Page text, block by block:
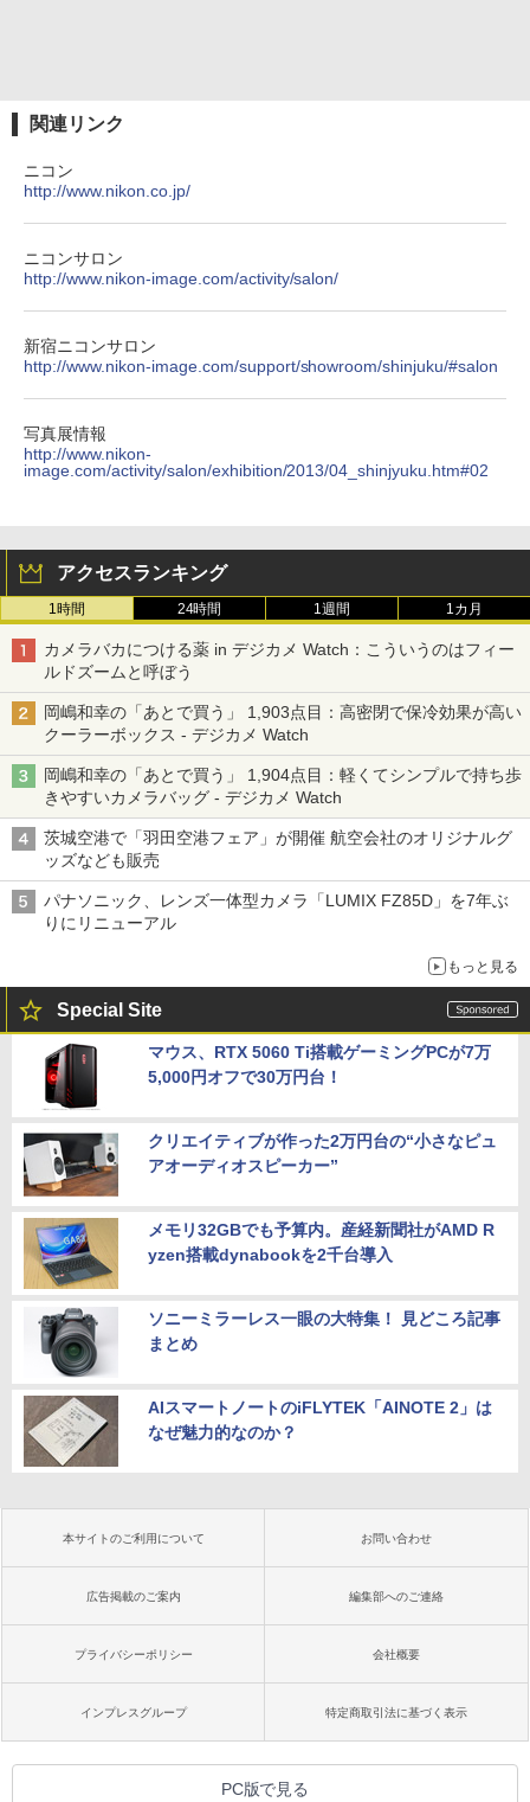
関連リンク
ニコン
http://www.nikon.co.jp/
ニコンサロン
http://www.nikon-image.com/activity/salon/
新宿ニコンサロン
http://www.nikon-image.com/support/showroom/shinjuku/#salon
写真展情報
http://www.nikon-
image.com/activity/salon/exhibition/2013/04_shinjyuku.htm#02
アクセスランキング
1時間 24時間 1週間 1カ月
カメラバカにつける薬 in デジカメ Watch：こういうのはフィー
ルドズームと呼ぼう
岡嶋和幸の「あとで買う」 1,903点目：高密閉で保冷効果が高い
クーラーボックス - デジカメ Watch
岡嶋和幸の「あとで買う」 1,904点目：軽くてシンプルで持ち歩
きやすいカメラバッグ - デジカメ Watch
茨城空港で「羽田空港フェア」が開催 航空会社のオリジナルグ
ッズなども販売
パナソニック、レンズ一体型カメラ「LUMIX FZ85D」を7年ぶ
りにリニューアル
もっと見る
Special Site
マウス、RTX 5060 Ti搭載ゲーミングPCが7万
5,000円オフで30万円台！
クリエイティブが作った2万円台の“小さなピュ
アオーディオスピーカー”
メモリ32GBでも予算内。産経新聞社がAMD R
yzen搭載dynabookを2千台導入
ソニーミラーレス一眼の大特集！ 見どころ記事
まとめ
AIスマートノートのiFLYTEK「AINOTE 2」は
なぜ魅力的なのか？
本サイトのご利用について お問い合わせ
広告掲載のご案内 編集部へのご連絡
プライバシーポリシー 会社概要
インプレスグループ 特定商取引法に基づく表示
PC版で見る